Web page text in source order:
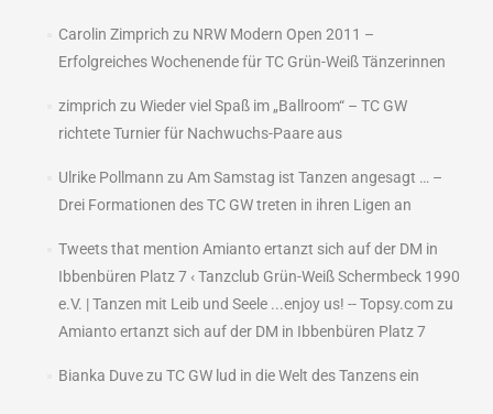
Carolin Zimprich zu NRW Modern Open 2011 –
Erfolgreiches Wochenende für TC Grün-Weiß Tänzerinnen
zimprich zu Wieder viel Spaß im „Ballroom“ – TC GW
richtete Turnier für Nachwuchs-Paare aus
Ulrike Pollmann zu Am Samstag ist Tanzen angesagt … –
Drei Formationen des TC GW treten in ihren Ligen an
Tweets that mention Amianto ertanzt sich auf der DM in
Ibbenbüren Platz 7 ‹ Tanzclub Grün-Weiß Schermbeck 1990
e.V. | Tanzen mit Leib und Seele ...enjoy us! -- Topsy.comzu
Amianto ertanzt sich auf der DM in Ibbenbüren Platz 7
Bianka Duvezu TC GW lud in die Welt des Tanzens ein